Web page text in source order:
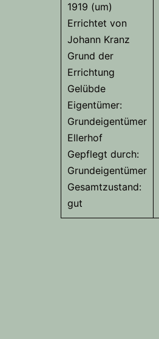
1919 (um)
Errichtet von
Johann Kranz
Grund der
Errichtung
Gelübde
Eigentümer:
Grundeigentümer
Ellerhof
Gepflegt durch:
Grundeigentümer
Gesamtzustand:
gut